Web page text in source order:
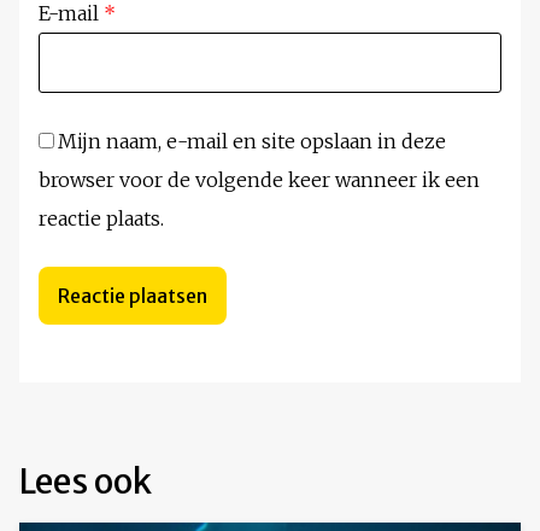
E-mail *
Mijn naam, e-mail en site opslaan in deze
browser voor de volgende keer wanneer ik een
reactie plaats.
Lees ook